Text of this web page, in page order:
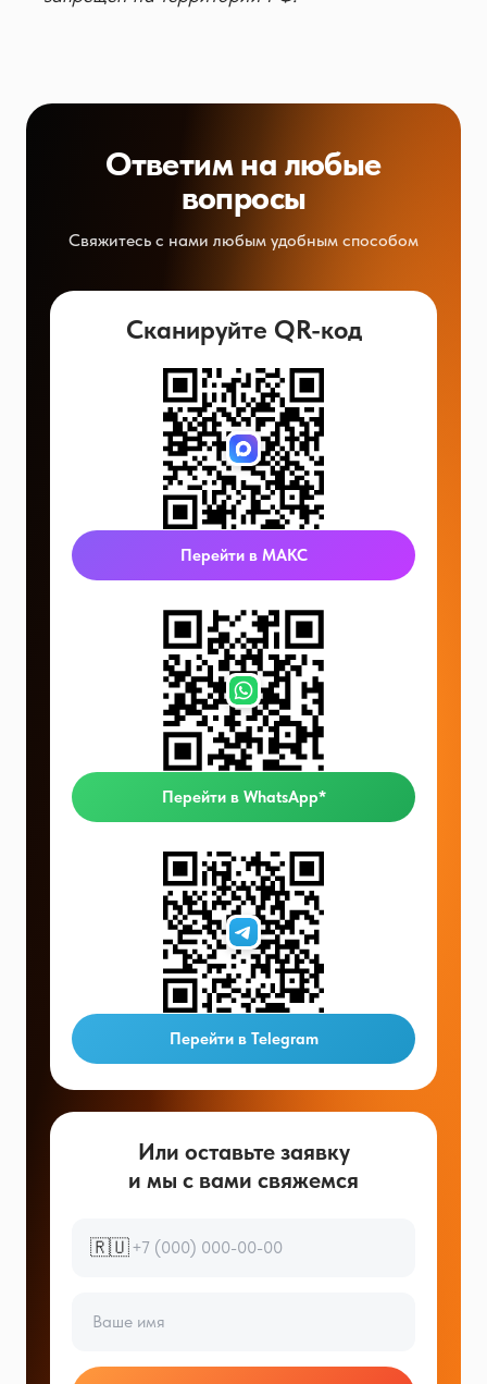
Ответим на любые
вопросы
Свяжитесь с нами любым удобным способом
Сканируйте QR-код
Перейти в МАКС
Перейти в WhatsApp*
Перейти в Telegram
Или оставьте заявку
и мы с вами свяжемся
🇷🇺